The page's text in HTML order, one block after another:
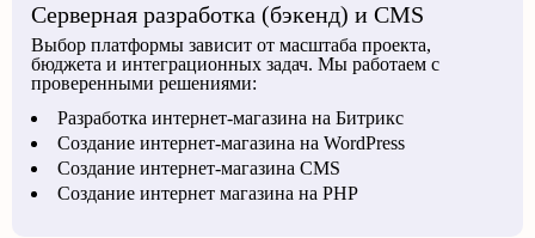
Серверная разработка (бэкенд) и CMS
Выбор платформы зависит от масштаба проекта,
бюджета и интеграционных задач. Мы работаем с
проверенными решениями:
Разработка интернет-магазина на Битрикс
Создание интернет-магазина на WordPress
Создание интернет-магазина CMS
Создание интернет магазина на PHP